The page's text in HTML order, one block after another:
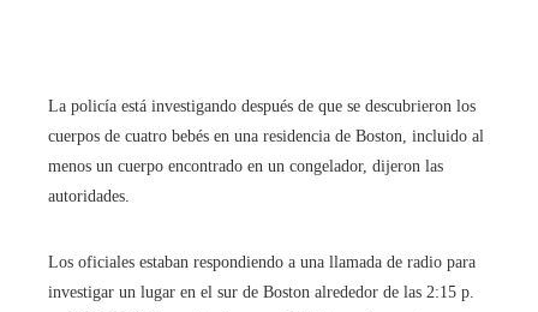
La policía está investigando después de que se descubrieron los
cuerpos de cuatro bebés en una residencia de Boston, incluido al
menos un cuerpo encontrado en un congelador, dijeron las
autoridades.
Los oficiales estaban respondiendo a una llamada de radio para
investigar un lugar en el sur de Boston alrededor de las 2:15 p.